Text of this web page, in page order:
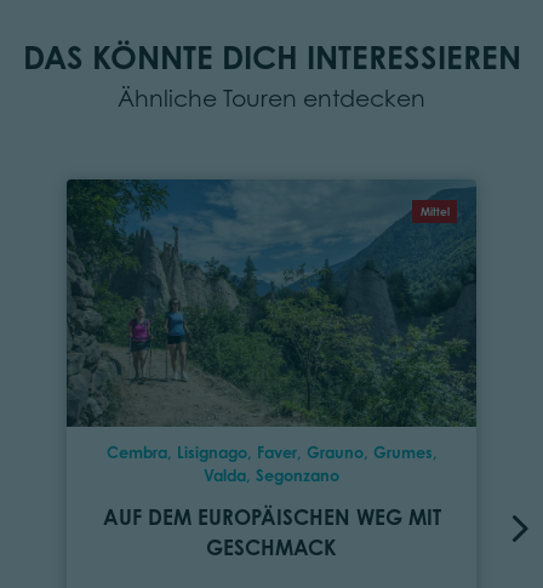
DAS KÖNNTE DICH INTERESSIEREN
Ähnliche Touren entdecken
Mittel
Cembra, Lisignago, Faver, Grauno, Grumes,
Valda, Segonzano
AUF DEM EUROPÄISCHEN WEG MIT
GESCHMACK